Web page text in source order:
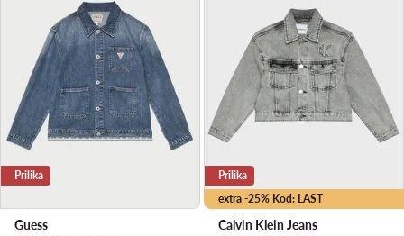
Prilika
Guess
extra -25% Kod: LAST
Prilika
Calvin Klein Jeans